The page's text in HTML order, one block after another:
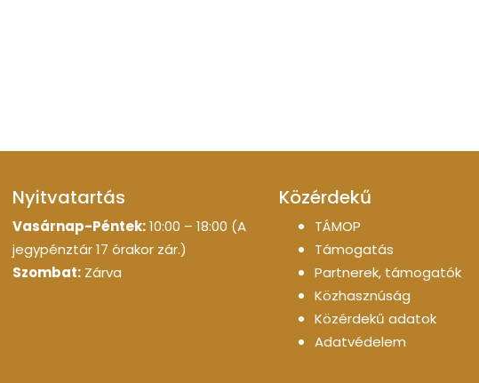
Nyitvatartás
Vasárnap-Péntek:10:00 – 18:00 (A
jegypénztár 17 órakor zár.)
Szombat: Zárva
Közérdekű
TÁMOP
Támogatás
Partnerek, támogatók
Közhasznúság
Közérdekű adatok
Adatvédelem